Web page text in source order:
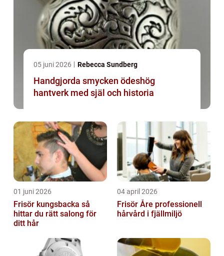
05 juni 2026 Rebecca Sundberg
Handgjorda smycken ödeshög
hantverk med själ och historia
01 juni 2026
Frisör kungsbacka så
hittar du rätt salong för
ditt hår
04 april 2026
Frisör Åre professionell
hårvård i fjällmiljö